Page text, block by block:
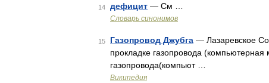
14 дефицит — См …
Словарь синонимов
15 Газопровод Джубга — Лазаревское
прокладке газопровода
газопровода(компьют …
Википедия